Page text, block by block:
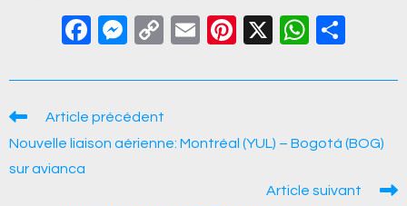
F
c
e
b
M
ss
e
n
C
p
Li
E
ail
Pi
er
st
X
W
at
A
ar
Read
articles
Article précédent
Nouvelle liaison aérienne: Montréal (YUL) – Bogotá (BOG)
sur avianca
Article suivant